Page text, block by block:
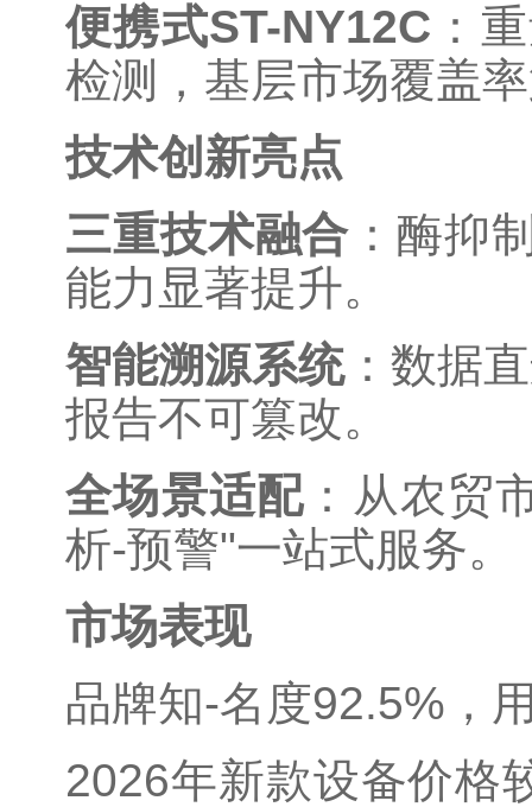
便携式ST-NY12C ：
检测，基层市场覆盖
技术创新亮点
三重技术融合 ：酶抑
能力显著提升。
智能溯源系统：数据
报告不可篡改。
全场景适配 ：从农贸
析-预警"一站式服务。
市场表现
品牌知-名度92.5%，
2026年新款设备价格